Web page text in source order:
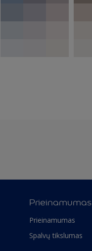
Prieinamumas
Prieinamumas
Spalvų tikslumas